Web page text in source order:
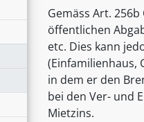
Gemäss Art.
öffentlichen
etc. Dies kann
(Einfamilienhaus,
in dem er den
bei den Ver- und
Mietzins.